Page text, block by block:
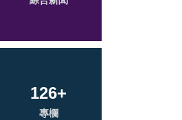
126+
專欄
54+
頭條